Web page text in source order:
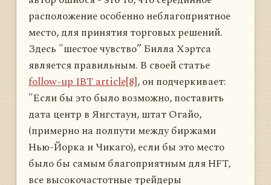
расположение особенно неблагоприятное
место, для принятия торговых решений.
Здесь "шестое чувство” Билла Хэртса
является правильным. В своей статье
follow-up IBT article[8], он подчеркивает:
"Если бы это было возможно, поставить
дата центр в Янгстаун, штат Огайо,
(примерно на полпути между биржами
Нью-Йорка и Чикаго), если бы это место
было бы самым благоприятным для HFT,
все высокочастотные трейдеры